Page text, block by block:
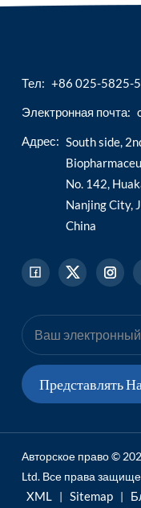
Тел: +86 025-5825-
Электронная почта:
Адрес: South side,
No. 142,
Nanjing City,
China
Представлять
Авторское право ©
Ltd. Все права
XML | Sitemap |